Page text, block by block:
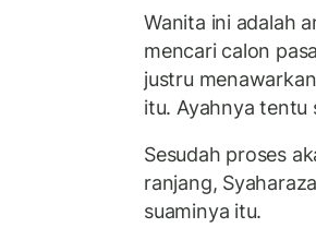
Wanita ini adalah
mencari calon
justru
itu. Ayahnya tentu
Sesudah proses
ranjang,
suaminya itu.